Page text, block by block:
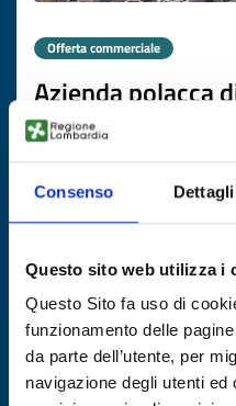
Consenso Dettagli
Questo sito web utilizza i
Questo Sito fa uso di
funzionamento delle
da parte dell’utente, per
navigazione degli utenti ed
Offerta commerciale
Azienda polacca
utensileria cerca
ID EEN:
Scade il26